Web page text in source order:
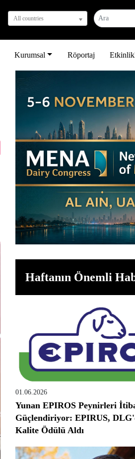
All countries
Kurumsal Röportaj
Haftanın Önemli
01.06.2026
Yunan EPIROS Peynirleri
Güçlendiriyor: EPIRUS,
Kalite Ödülü Aldı